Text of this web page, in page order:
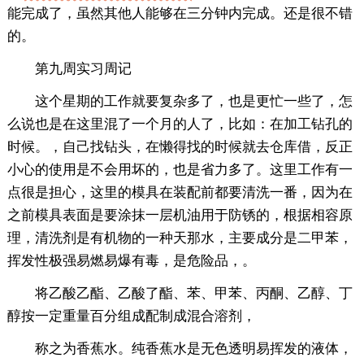
能完成了，虽然其他人能够在三分钟内完成。还是很不错
的。
第九周实习周记
这个星期的工作就要复杂多了，也是更忙一些了，怎
么说也是在这里混了一个月的人了，比如：在加工钻孔的
时候。，自己找钻头，在懒得找的时候就去仓库借，反正
小心的使用是不会用坏的，也是省力多了。这里工作有一
点很是担心，这里的模具在装配前都要清洗一番，因为在
之前模具表面是要涂抹一层机油用于防锈的，根据相容原
理，清洗剂是有机物的一种天那水，主要成分是二甲苯，
挥发性极强易燃易爆有毒，是危险品，。
将乙酸乙酯、乙酸了酯、苯、甲苯、丙酮、乙醇、丁
醇按一定重量百分组成配制成混合溶剂，
称之为香蕉水。纯香蕉水是无色透明易挥发的液体，